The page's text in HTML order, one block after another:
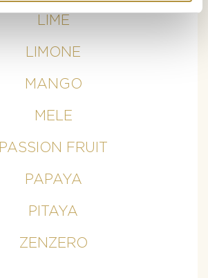
LIME
LIMONE
MANGO
MELE
PASSION FRUIT
PAPAYA
PITAYA
ZENZERO